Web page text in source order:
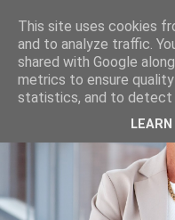
This site uses cookies
and to analyze traffic.
shared with Google
metrics to ensure
statistics, and to detect